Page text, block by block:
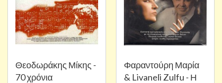
Θεοδωράκης Μίκης -
70 χρόνια
Φαραντούρη Μαρία
& Livaneli Zulfu - Η